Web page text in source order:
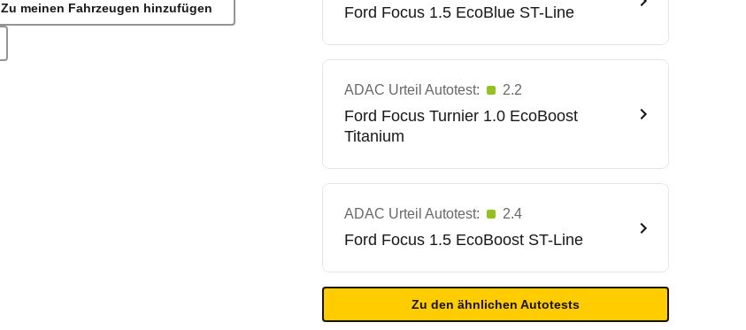
Zu meinen Fahrzeugen hinzufügen Ford Focus 1.5 EcoBlue ST-Line
ADAC Urteil Autotest: 2.2
Ford Focus Turnier 1.0 EcoBoost
Titanium
ADAC Urteil Autotest: 2.4
Ford Focus 1.5 EcoBoost ST-Line
Zu den ähnlichen Autotests